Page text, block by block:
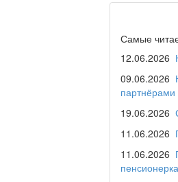
Самые
12.06.2026
09.06.2026
партнёрами
19.06.2026
11.06.2026
11.06.2026
пенсионерка